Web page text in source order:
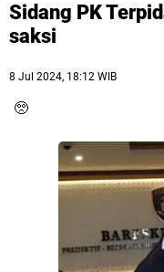
Sidang PK
saksi
8 Jul 2024, 18:12 WIB
🥺